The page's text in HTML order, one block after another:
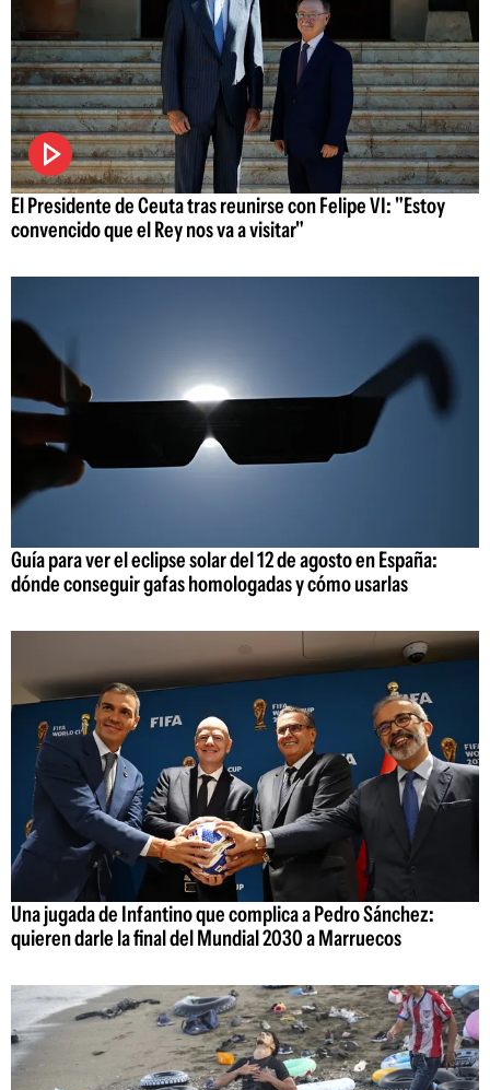
El Presidente de Ceuta tras reunirse con Felipe VI: "Estoy
convencido que el Rey nos va a visitar"
Guía para ver el eclipse solar del 12 de agosto en España:
dónde conseguir gafas homologadas y cómo usarlas
Una jugada de Infantino que complica a Pedro Sánchez:
quieren darle la final del Mundial 2030 a Marruecos